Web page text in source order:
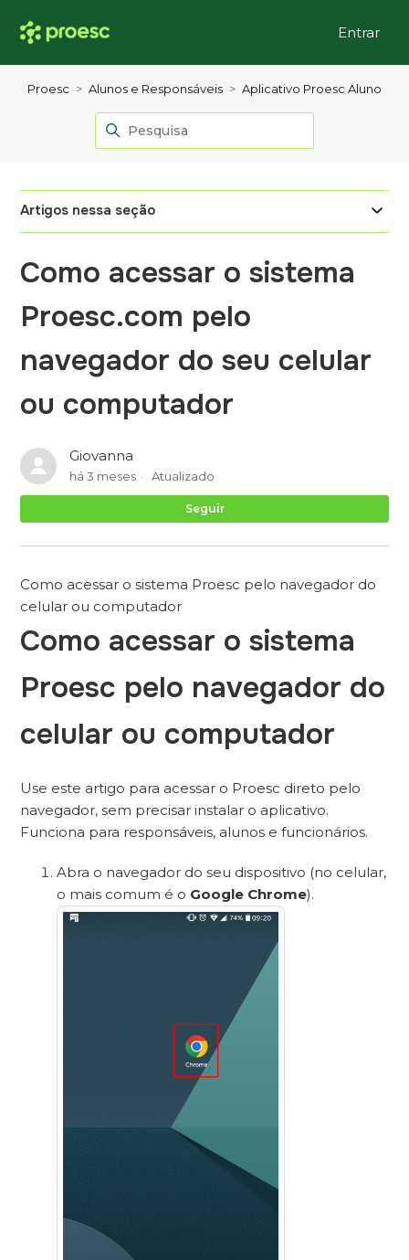
Entrar
Proesc Alunos e Responsáveis Aplicativo Proesc Aluno
Artigos nessa seção
Como acessar o sistema
Proesc.com pelo
navegador do seu celular
ou computador
Giovanna
há 3 meses Atualizado
Seguir
Como acessar o sistema Proesc pelo navegador do
celular ou computador
Como acessar o sistema
Proesc pelo navegador do
celular ou computador
Use este artigo para acessar o Proesc direto pelo
navegador, sem precisar instalar o aplicativo.
Funciona para responsáveis, alunos e funcionários.
Abra o navegador do seu dispositivo (no celular,
o mais comum é o Google Chrome).